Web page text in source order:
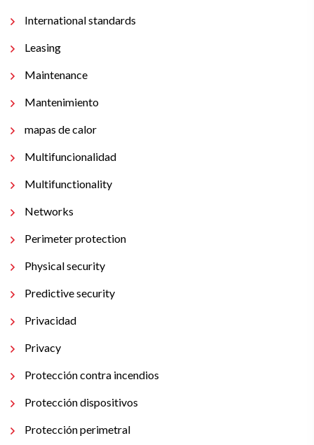
International standards
Leasing
Maintenance
Mantenimiento
mapas de calor
Multifuncionalidad
Multifunctionality
Networks
Perimeter protection
Physical security
Predictive security
Privacidad
Privacy
Protección contra incendios
Protección dispositivos
Protección perimetral